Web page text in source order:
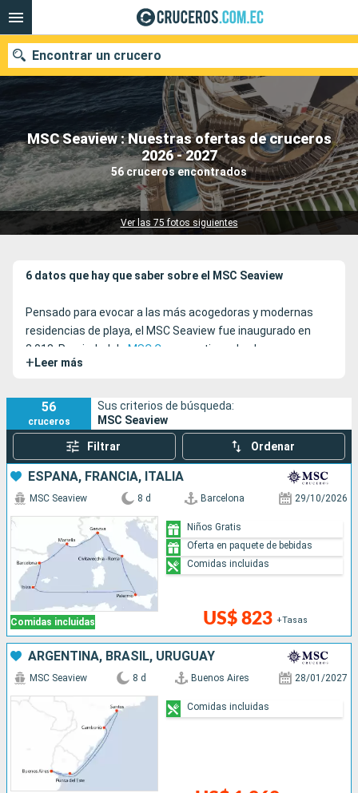
MSC Seaview : Nuestras ofertas de cruceros
2026 - 2027
56 cruceros encontrados
Ver las 75 fotos siguientes
Encontrar un crucero
Nuestros destinos
Fecha de salida
Compañías
6 datos que hay que saber sobre el MSC Seaview
Pensado para evocar a las más acogedoras y modernas
residencias de playa, el MSC Seaview fue inaugurado en
2.018. Propiedad de MSC Cruceros
tiene dos buques
gemelos, el
+ Leer más
56
cruceros
Sus criterios de búsqueda:
MSC Seaview
Filtrar Ordenar
ESPAÑA, FRANCIA, ITALIA
Comidas incluidas
MSC Seaview 8 d Barcelona 29/10/2026
US$ 823 +Tasas
Niños Gratis
Oferta en paquete de bebidas
Comidas incluidas
ARGENTINA, BRASIL, URUGUAY
MSC Seaview 8 d Buenos Aires 28/01/2027
Comidas incluidas